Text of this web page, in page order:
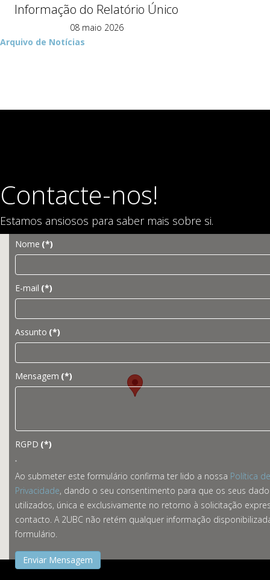
Informação do Relatório Único
08 maio 2026
Arquivo de Notícias
Contacte-nos!
Estamos ansiosos para saber mais sobre si.
Nome (*)
E-mail (*)
Assunto (*)
Mensagem (*)
RGPD (*)
Ao submeter este formulário confirma ter lido a nossa Política de
Privacidade, dando o seu consentimento para que os seus
utilizados, única e exclusivamente no retorno à solicitação
contacto. A 2UBC não retém qualquer informação
formulário.
Enviar Mensagem